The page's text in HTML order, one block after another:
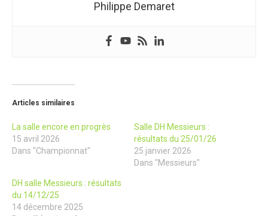
Philippe Demaret
Articles similaires
La salle encore en progrès
15 avril 2026
Dans "Championnat"
Salle DH Messieurs :
résultats du 25/01/26
25 janvier 2026
Dans "Messieurs"
DH salle Messieurs : résultats
du 14/12/25
14 décembre 2025